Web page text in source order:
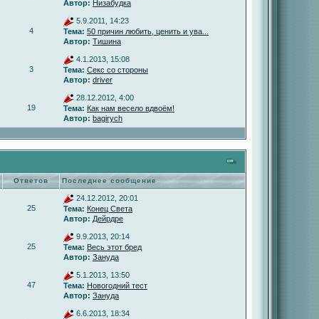
Автор: Низабудка
4
5.9.2011, 14:23
Тема: 50 причин любить, ценить и ува...
Автор: Тишина
3
4.1.2013, 15:08
Тема: Секс со стороны
Автор: driver
19
28.12.2012, 4:00
Тема: Как нам весело вдвоём!
Автор: bagirych
Ответов Последнее сообщение
25
24.12.2012, 20:01
Тема: Конец Света
Автор: Дейрдре
25
9.9.2013, 20:14
Тема: Весь этот бред
Автор: Зануда
47
5.1.2013, 13:50
Тема: Новогодний тест
Автор: Зануда
6.6.2013, 18:34